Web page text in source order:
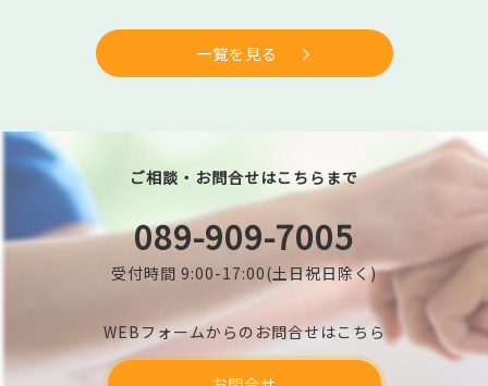
一覧を見る
ご相談・お問合せはこちらまで
089-909-7005
受付時間 9:00-17:00(土日祝日除く)
WEBフォームからのお問合せはこちら